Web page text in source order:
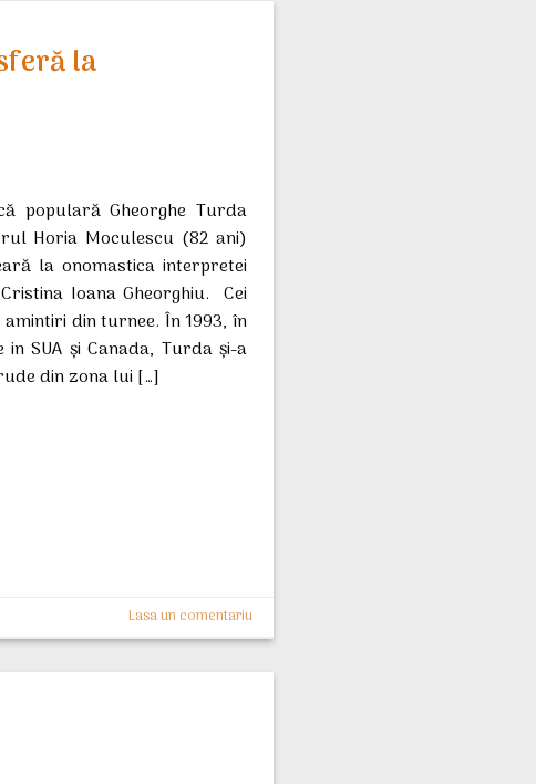
la
populară Gheorghe Turda
Horia Moculescu (82 ani)
la onomastica interpretei
Ioana Gheorghiu. Cei
din turnee. În 1993, în
SUA și Canada, Turda și-a
din zona lui […]
Lasa un comentariu